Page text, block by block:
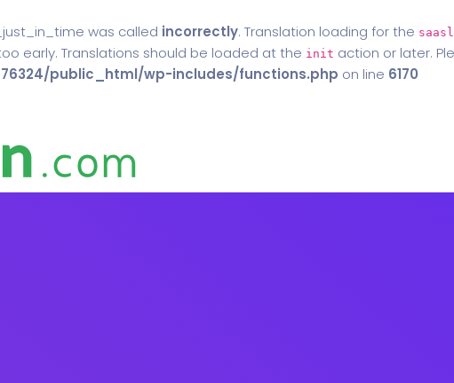
was called incorrectly. Translation loading for the
early. Translations should be loaded at the init action or later.
public_html/wp-includes/functions.php on line 6170